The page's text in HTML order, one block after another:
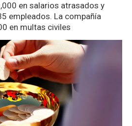
en salarios atrasados y
empleados. La compañía
en multas civiles